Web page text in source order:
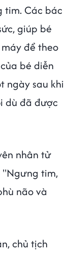
Các bác
giúp bé
để theo
bé diễn
ngày sau khi
dù đã được
nhân tử
"Ngưng tim,
não và
chủ tịch